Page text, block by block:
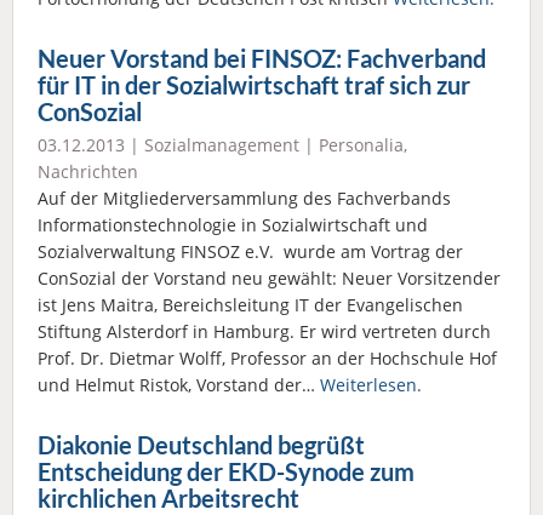
Neuer Vorstand bei FINSOZ: Fachverband
für IT in der Sozialwirtschaft traf sich zur
ConSozial
03.12.2013 | Sozialmanagement | Personalia,
Nachrichten
Auf der Mitgliederversammlung des Fachverbands
Informationstechnologie in Sozialwirtschaft und
Sozialverwaltung FINSOZ e.V. wurde am Vortrag der
ConSozial der Vorstand neu gewählt: Neuer Vorsitzender
ist Jens Maitra, Bereichsleitung IT der Evangelischen
Stiftung Alsterdorf in Hamburg. Er wird vertreten durch
Prof. Dr. Dietmar Wolff, Professor an der Hochschule Hof
und Helmut Ristok, Vorstand der… Weiterlesen.
Diakonie Deutschland begrüßt
Entscheidung der EKD-Synode zum
kirchlichen Arbeitsrecht